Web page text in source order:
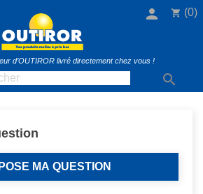
shopping_cart (0)
person
d’OUTIROR livré directement chez vous !

MA QUESTION